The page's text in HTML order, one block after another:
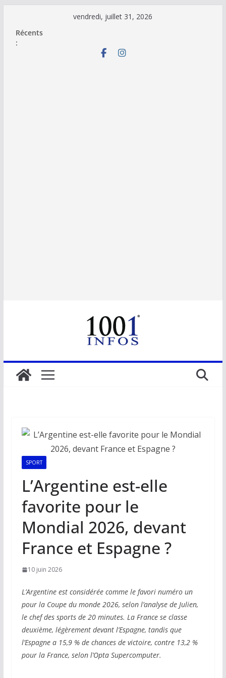
contenu
vendredi, juillet 31, 2026
Récents
:
SPORT
L’Argentine est-elle
favorite pour le
Mondial 2026, devant
France et Espagne ?
10 juin 2026
L’Argentine est considérée comme le favori numéro un
pour la Coupe du monde 2026, selon l’analyse de Julien,
le chef des sports de 20 minutes. La France se classe
deuxième, légèrement devant l’Espagne, tandis que
l’Espagne a 15,9 % de chances de victoire, contre 13,2 %
pour la France, selon l’Opta Supercomputer.